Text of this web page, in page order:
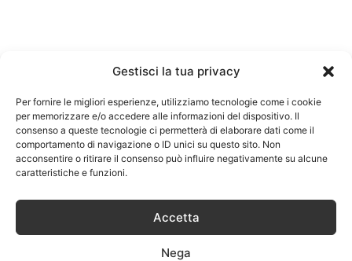
Gestisci la tua privacy
Per fornire le migliori esperienze, utilizziamo tecnologie come i cookie
per memorizzare e/o accedere alle informazioni del dispositivo. Il
consenso a queste tecnologie ci permetterà di elaborare dati come il
comportamento di navigazione o ID unici su questo sito. Non
acconsentire o ritirare il consenso può influire negativamente su alcune
caratteristiche e funzioni.
Accetta
Nega